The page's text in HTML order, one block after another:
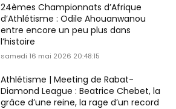
24èmes Championnats d’Afrique
d’Athlétisme : Odile Ahouanwanou
entre encore un peu plus dans
l’histoire
samedi 16 mai 2026 20:48:15
Athlétisme | Meeting de Rabat-
Diamond League : Beatrice Chebet, la
grâce d’une reine, la rage d’un record